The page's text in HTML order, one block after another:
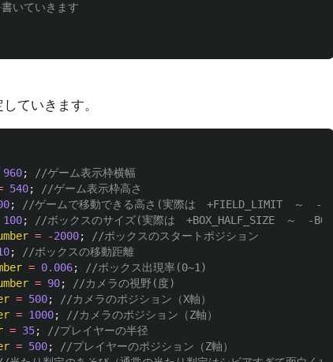
いていきます
ていきます。
960;
//ゲーム表示枠横幅
540;
//ゲーム表示枠高さ
;
//ゲームで移動できる高さ(実際は　+FIELD_LIMIT　～　-
100;
//ボックスのサイズ(実際は　+BOX_HALF_SIZE　～　-
= -2000;
//ボックスのスタートポジション
;
//ボックスの移動距離
= 0.006;
//ボックス出現率(0~1)
= 90;
//カメラの視野(度)
= 500;
//カメラのポジション（X軸）
= 1000;
//カメラのポジション（Z軸）
= 35;
//プレイヤーの半径
= 500;
//プレイヤーのポジション（Z軸）